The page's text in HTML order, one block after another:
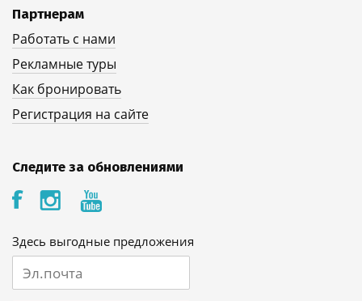
Партнерам
Работать с нами
Рекламные туры
Как бронировать
Регистрация на сайте
Следите за обновлениями
Здесь выгодные предложения